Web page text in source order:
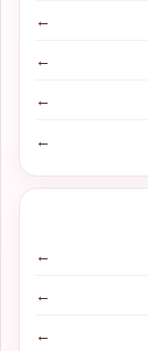
←
←
←
←
←
←
←